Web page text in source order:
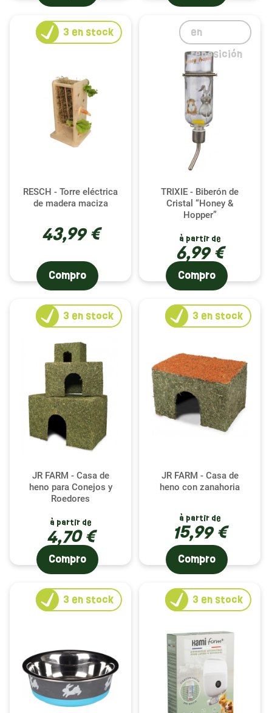
RESCH - Torre eléctrica
de madera maciza
43,99 €
3 en stock
Compro
TRIXIE - Biberón de
Cristal “Honey &
Hopper”
à partir de
6,99 €
en
reposición
Compro
JR FARM - Casa de
heno para Conejos y
Roedores
à partir de
4,70 €
3 en stock
Compro
JR FARM - Casa de
heno con zanahoria
à partir de
15,99 €
3 en stock
Compro
3 en stock 3 en stock